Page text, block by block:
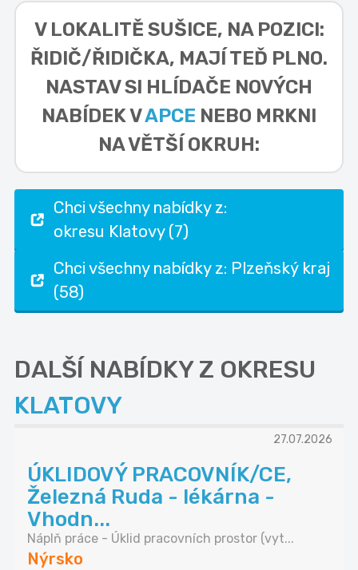
V LOKALITĚ SUŠICE, NA POZICI:
ŘIDIČ/ŘIDIČKA, MAJÍ TEĎ PLNO.
NASTAV SI HLÍDAČE NOVÝCH
NABÍDEK VAPCE NEBO MRKNI
NA VĚTŠÍ OKRUH:
Chci všechny nabídky z:
okresu Klatovy (7)
Chci všechny nabídky z: Plzeňský kraj
(58)
DALŠÍ NABÍDKY Z OKRESU
KLATOVY
27.07.2026
ÚKLIDOVÝ PRACOVNÍK/CE,
Železná Ruda - lékárna -
Vhodn...
Náplň práce - Úklid pracovních prostor (vyt...
Nýrsko